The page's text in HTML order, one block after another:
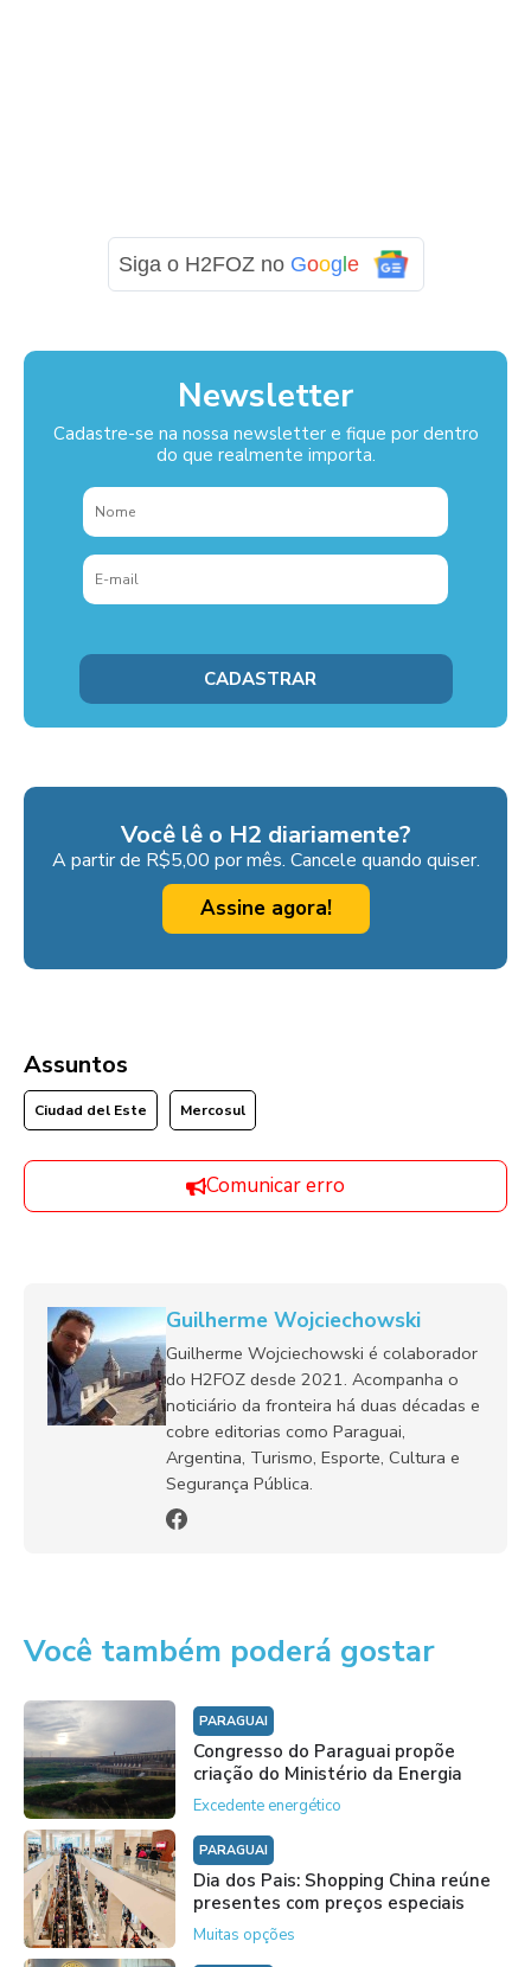
Siga o H2FOZ no Google
Newsletter
Cadastre-se na nossa newsletter e fique por dentro
do que realmente importa.
Você lê o H2 diariamente?
A partir de R$5,00 por mês. Cancele quando quiser.
Assine agora!
Assuntos
Ciudad del Este Mercosul
Comunicar erro
Guilherme Wojciechowski
Guilherme Wojciechowski é colaborador
do H2FOZ desde 2021. Acompanha o
noticiário da fronteira há duas décadas e
cobre editorias como Paraguai,
Argentina, Turismo, Esporte, Cultura e
Segurança Pública.
Você também poderá gostar
PARAGUAI
Congresso do Paraguai propõe
criação do Ministério da Energia
Excedente energético
PARAGUAI
Dia dos Pais: Shopping China reúne
presentes com preços especiais
Muitas opções